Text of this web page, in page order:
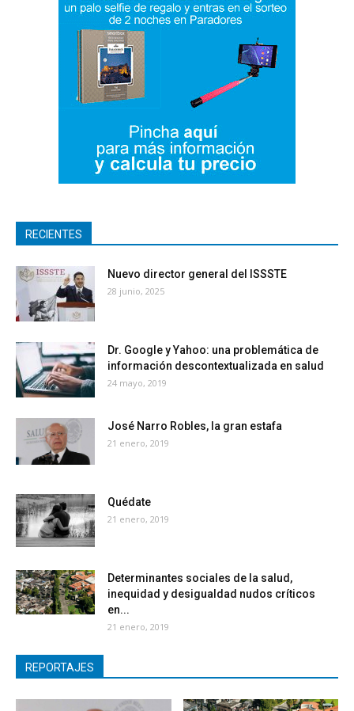
RECIENTES
Nuevo director general del ISSSTE
28 junio, 2025
Dr. Google y Yahoo: una problemática de
información descontextualizada en salud
24 mayo, 2019
José Narro Robles, la gran estafa
21 enero, 2019
Quédate
21 enero, 2019
Determinantes sociales de la salud,
inequidad y desigualdad nudos críticos
en...
21 enero, 2019
REPORTAJES